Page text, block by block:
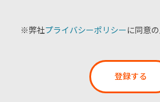
※弊社プライバシーポリシーに同意
登録する